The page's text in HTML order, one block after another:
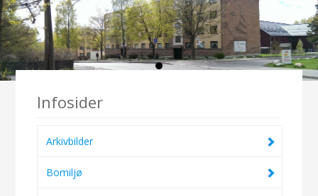
Infosider
Arkivbilder
Bomiljø